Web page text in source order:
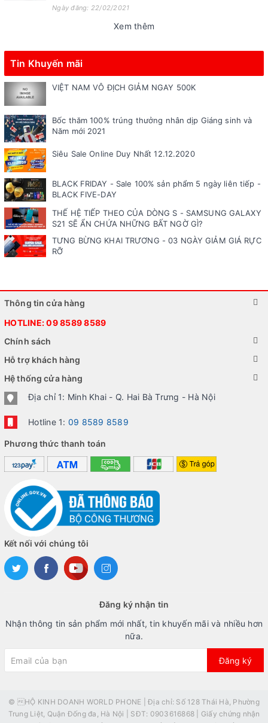
Ngày đăng: 22/02/2021
Xem thêm
Tin Khuyến mãi
VIỆT NAM VÔ ĐỊCH GIẢM NGAY 500K
Bốc thăm 100% trúng thưởng nhân dịp Giáng sinh và
Năm mới 2021
Siêu Sale Online Duy Nhất 12.12.2020
BLACK FRIDAY - Sale 100% sản phẩm 5 ngày liên tiếp -
BLACK FIVE-DAY
THẾ HỆ TIẾP THEO CỦA DÒNG S - SAMSUNG GALAXY
S21 SẼ ẨN CHỨA NHỮNG BẤT NGỜ GÌ?
TƯNG BỪNG KHAI TRƯƠNG - 03 NGÀY GIẢM GIÁ RỰC
RỠ
Thông tin cửa hàng
HOTLINE:09 8589 8589
Chính sách
Hỗ trợ khách hàng
Hệ thống cửa hàng
Địa chỉ 1: Minh Khai - Q. Hai Bà Trưng - Hà Nội
Hotline 1: 09 8589 8589
Phương thức thanh toán
Kết nối với chúng tôi
Đăng ký nhận tin
Nhận thông tin sản phẩm mới nhất, tin khuyến mãi và nhiều hơn
nữa.
Đăng ký
© HỘ KINH DOANH WORLD PHONE | Địa chỉ: Số 128 Thái Hà, Phường
Trung Liệt, Quận Đống đa, Hà Nội | SĐT: 0903616868 | Giấy chứng nhận